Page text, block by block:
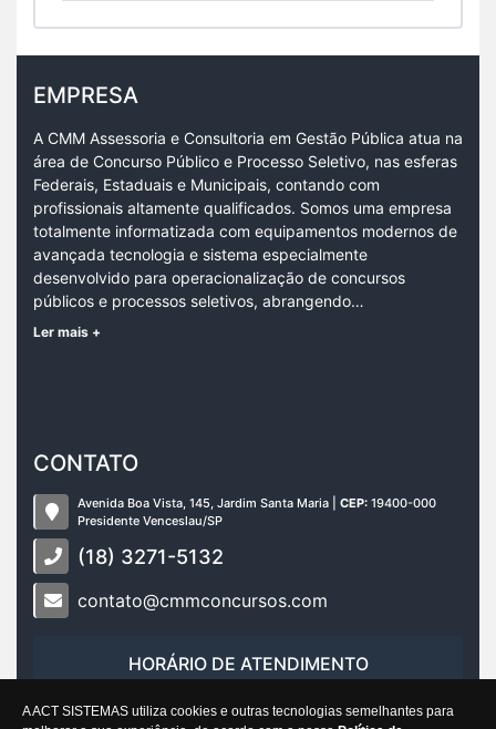
A ACT SISTEMAS utiliza cookies e outras tecnologias semelhantes para
EMPRESA
A CMM Assessoria e Consultoria em Gestão Pública atua na
área de Concurso Público e Processo Seletivo, nas esferas
Federais, Estaduais e Municipais, contando com
profissionais altamente qualificados. Somos uma empresa
totalmente informatizada com equipamentos modernos de
avançada tecnologia e sistema especialmente
desenvolvido para operacionalização de concursos
públicos e processos seletivos, abrangendo…
Ler mais +
CONTATO
Avenida Boa Vista, 145, Jardim Santa Maria | CEP: 19400-000
Presidente Venceslau/SP
(18) 3271-5132
contato@cmmconcursos.com
HORÁRIO DE ATENDIMENTO
Dias úteis das 8h 30min às 12 horas e das 13h 30min às
17 horas